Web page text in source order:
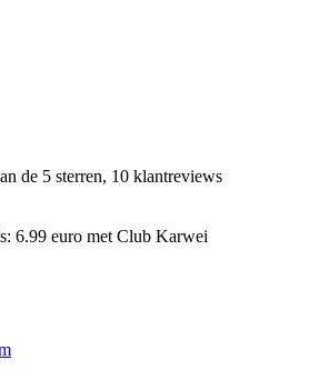
de 5 sterren, 10 klantreviews
6.99 euro met Club Karwei